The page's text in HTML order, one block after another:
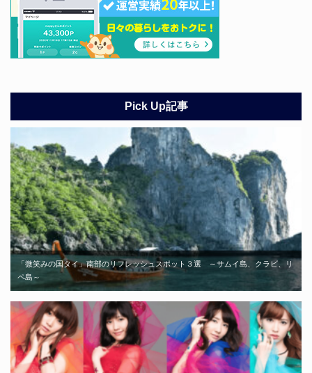
Pick Up記事
「微笑みの国タイ」南部のリフレッシュスポット３選 ～サムイ島、クラビ、リ
ペ島～